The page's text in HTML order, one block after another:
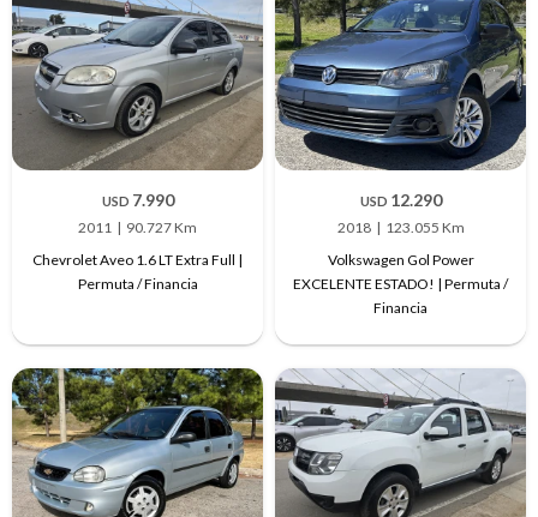
USD 7.990
2011
90.727 Km
Chevrolet Aveo 1.6 LT Extra Full |
Permuta / Financia
USD 12.290
2018
123.055 Km
Volkswagen Gol Power
EXCELENTE ESTADO! | Permuta /
Financia